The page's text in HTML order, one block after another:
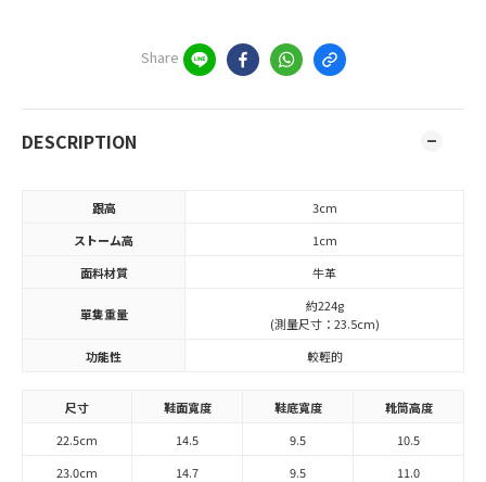
Share
DESCRIPTION
跟高
3cm
ストーム高
1cm
面料材質
牛革
單隻重量
約224g
(測量尺寸：23.5cm)
功能性
較輕的
尺寸 鞋面寬度 鞋底寬度
靴筒高度
22.5cm
14.5 9.5
10.5
23.0cm
14.7 9.5
11.0